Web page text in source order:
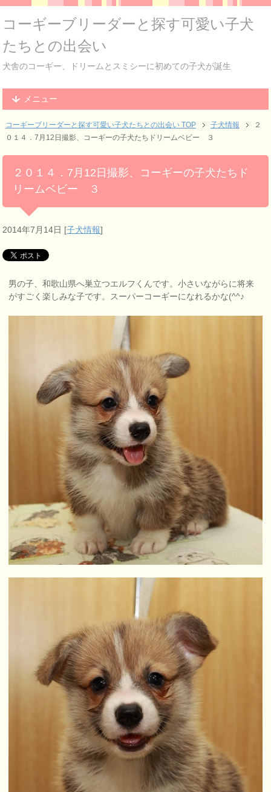
コーギーブリーダーと探す可愛い子犬
たちとの出会い
犬舎のコーギー、ドリームとスミシーに初めての子犬が誕生
メニュー
コーギーブリーダーと探す可愛い子犬たちとの出会い TOP 子犬情報
２
０１４．7月12日撮影、コーギーの子犬たちドリームベビー ３
２０１４．7月12日撮影、コーギーの子犬たちド
リームベビー ３
2014年7月14日 [子犬情報]
男の子、和歌山県へ巣立つエルフくんです。小さいながらに将来
がすごく楽しみな子です。スーパーコーギーになれるかな(^^♪